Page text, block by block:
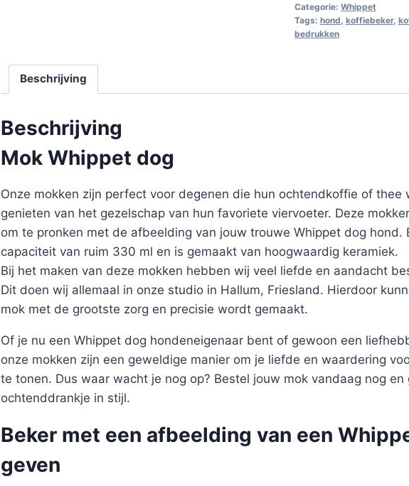
Categorie: Whippet
Tags: hond koffiebeker,
bedrukken
Beschrijving
Beschrijving
Mok Whippet dog
Onze mokken zijn perfect voor degenen die hun ochtendkoffie of thee
genieten van het gezelschap van hun favoriete viervoeter. Deze
om te pronken met de afbeelding van jouw trouwe Whippet dog hond.
capaciteit van ruim 330 ml en is gemaakt van hoogwaardig keramiek.
Bij het maken van deze mokken hebben wij veel liefde en aandacht
Dit doen wij allemaal in onze studio in Hallum, Friesland. Hierdoor
mok met de grootste zorg en precisie wordt gemaakt.
Of je nu een Whippet dog hondeneigenaar bent of gewoon een
onze mokken zijn een geweldige manier om je liefde en waardering
te tonen. Dus waar wacht je nog op? Bestel jouw mok vandaag nog en
ochtenddrankje in stijl.
Beker met een afbeelding van een
geven